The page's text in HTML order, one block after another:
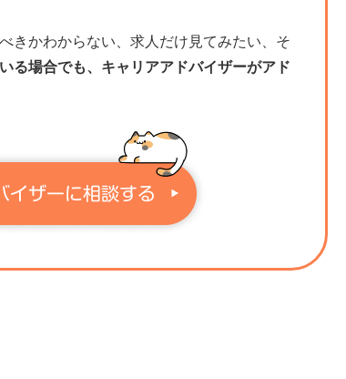
きかわからない、求人だけ見てみたい、そ
る場合でも、キャリアアドバイザーがアド